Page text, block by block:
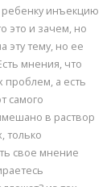
инъекцию
это и зачем, но
эту тему, но ее
мнения, что
проблем, а есть
самого
в раствор
только
свое мнение